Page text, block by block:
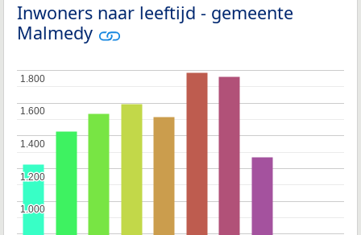
Inwoners naar leeftijd - gemeente
Malmedy
1.000
1.000
1.200
1.200
1.400
1.400
1.600
1.600
1.800
1.800